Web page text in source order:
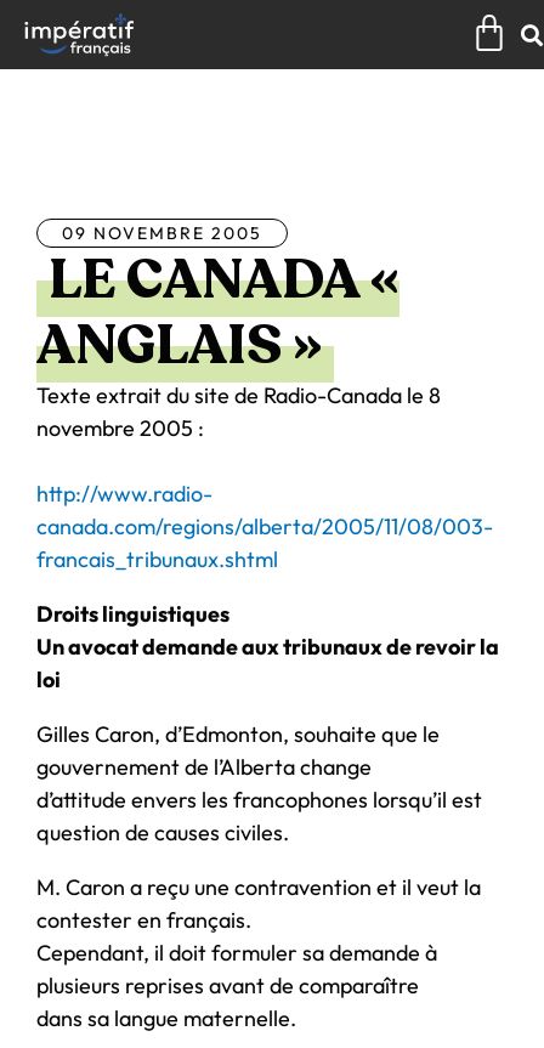
contenu
09 NOVEMBRE 2005
LE CANADA «
ANGLAIS »
Texte extrait du site de Radio-Canada le 8
novembre 2005 :
http://www.radio-
canada.com/regions/alberta/2005/11/08/003-
francais_tribunaux.shtml
Droits linguistiques
Un avocat demande aux tribunaux de revoir la
loi
Gilles Caron, d’Edmonton, souhaite que le
gouvernement de l’Alberta change
d’attitude envers les francophones lorsqu’il est
question de causes civiles.
M. Caron a reçu une contravention et il veut la
contester en français.
Cependant, il doit formuler sa demande à
plusieurs reprises avant de comparaître
dans sa langue maternelle.